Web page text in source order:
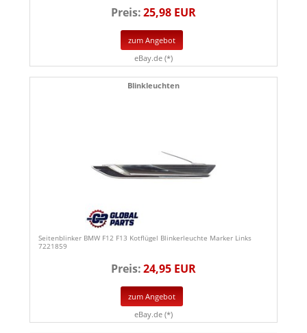
Preis:25,98 EUR
zum Angebot
eBay.de (*)
Blinkleuchten
Seitenblinker BMW F12 F13 Kotflügel Blinkerleuchte Marker Links
7221859
Preis:24,95 EUR
zum Angebot
eBay.de (*)